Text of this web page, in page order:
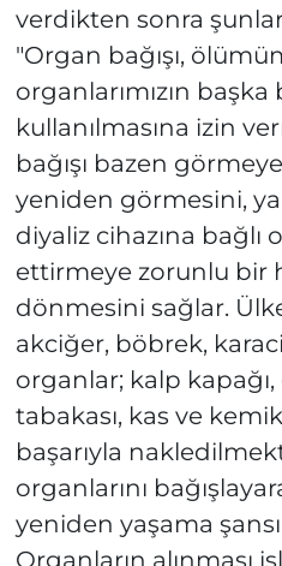
verdikten sonra
"Organ bağışı,
organlarımızın
kullanılmasına izin
bağışı bazen
yeniden görmesini, ya
diyaliz cihazına bağlı
ettirmeye zorunlu bir
dönmesini sağlar.
akciğer, böbrek,
organlar; kalp
tabakası, kas ve
başarıyla
organlarını
yeniden yaşama